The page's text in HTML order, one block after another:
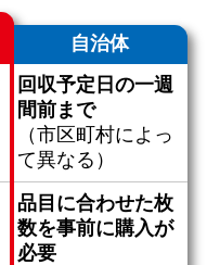
自治体
回収予定日の一週
間前まで
（市区町村によっ
て異なる）
品目に合わせた枚
数を事前に購入が
必要